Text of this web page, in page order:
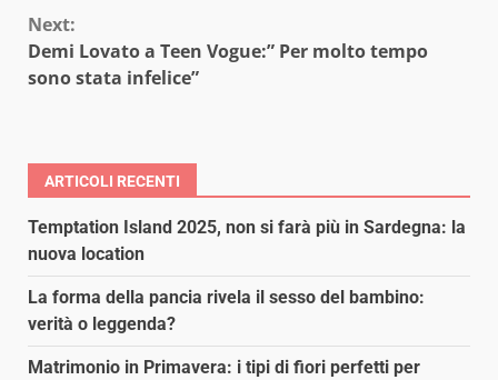
Next:
Demi Lovato a Teen Vogue:” Per molto tempo
sono stata infelice”
ARTICOLI RECENTI
Temptation Island 2025, non si farà più in Sardegna: la
nuova location
La forma della pancia rivela il sesso del bambino:
verità o leggenda?
Matrimonio in Primavera: i tipi di fiori perfetti per